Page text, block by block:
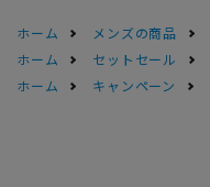
ホーム メンズの商品
ホーム
セットセール
ホーム
キャンペーン